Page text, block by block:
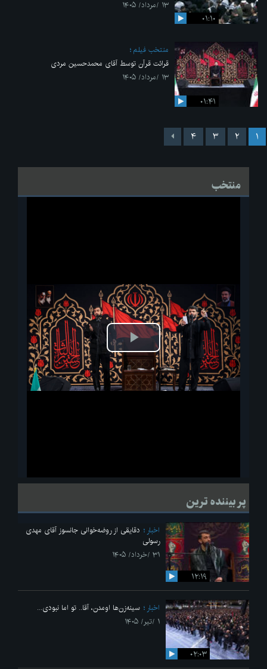
۰۱:۱۰
۱۳ /مرداد/ ۱۴۰۵
۰۱:۴۱
منتخب فیلم
قرائت قرآن توسط آقای محمدحسین مردی
۱۳ /مرداد/ ۱۴۰۵
۱ ۲ ۳ ۴
منتخب
پخش
ویدیو
لحظاتی از قرائت زیارت اربعین امام حسین(ع) در مراسم عزاداری هیئات
پر بیننده ترین
۱۲:۱۹
اخبار
دقایقی از روضه‌خوانی جانسوز آقای مهدی
رسولی
۳۱ /خرداد/ ۱۴۰۵
۰۲:۰۳
اخبار
سینه‌زن‌ها اومدن،‌ آقا.. تو اما نبودی...
۱ /تیر/ ۱۴۰۵